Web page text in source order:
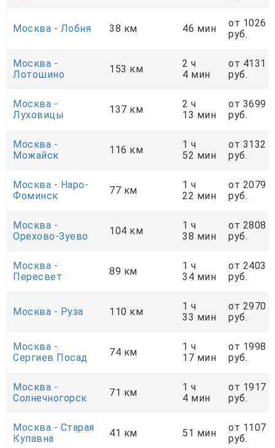
Москва - Лобня 38 км 46 мин
от 1026
руб.
Москва -
Лотошино
153 км
2 ч
4 мин
от 4131
руб.
Москва -
Луховицы
137 км
2 ч
13 мин
от 3699
руб.
Москва -
Можайск
116 км
1 ч
52 мин
от 3132
руб.
Москва - Наро-
Фоминск
77 км
1 ч
22 мин
от 2079
руб.
Москва -
Орехово-Зуево
104 км
1 ч
38 мин
от 2808
руб.
Москва -
Пересвет
89 км
1 ч
34 мин
от 2403
руб.
Москва - Руза 110 км
1 ч
33 мин
от 2970
руб.
Москва -
Сергиев Посад
74 км
1 ч
17 мин
от 1998
руб.
Москва -
Солнечногорск
71 км
1 ч
4 мин
от 1917
руб.
Москва - Старая
Купавна
41 км 51 мин
от 1107
руб.